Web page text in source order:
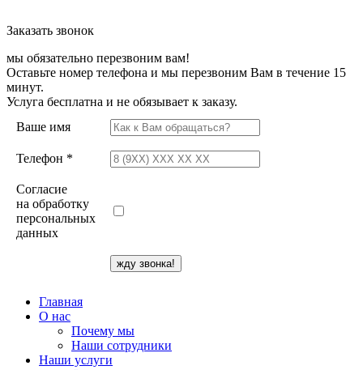
Заказать звонок
мы обязательно перезвоним вам!
Оставьте номер телефона и мы перезвоним Вам в течение 15
минут.
Услуга бесплатна и не обязывает к заказу.
Ваше имя
Телефон *
Согласие
на обработку
персональных
данных
Главная
О нас
Почему мы
Наши сотрудники
Наши услуги